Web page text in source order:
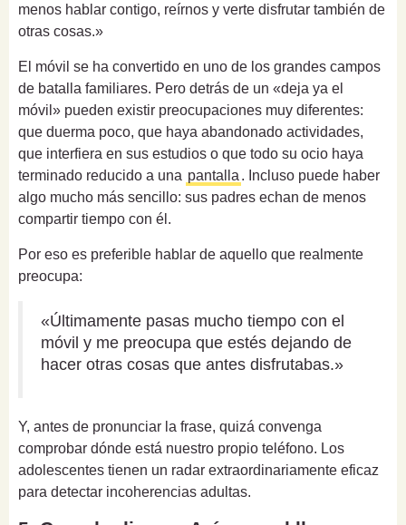
menos hablar contigo, reírnos y verte disfrutar también de
otras cosas.»
El móvil se ha convertido en uno de los grandes campos
de batalla familiares. Pero detrás de un «deja ya el
móvil» pueden existir preocupaciones muy diferentes:
que duerma poco, que haya abandonado actividades,
que interfiera en sus estudios o que todo su ocio haya
terminado reducido a una pantalla . Incluso puede haber
algo mucho más sencillo: sus padres echan de menos
compartir tiempo con él.
Por eso es preferible hablar de aquello que realmente
preocupa:
«Últimamente pasas mucho tiempo con el
móvil y me preocupa que estés dejando de
hacer otras cosas que antes disfrutabas.»
Y, antes de pronunciar la frase, quizá convenga
comprobar dónde está nuestro propio teléfono. Los
adolescentes tienen un radar extraordinariamente eficaz
para detectar incoherencias adultas.